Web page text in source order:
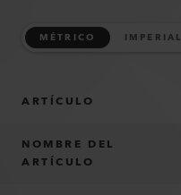
MÉTRICO IMPERIAL
ARTÍCULO
NOMBRE DEL
ARTÍCULO